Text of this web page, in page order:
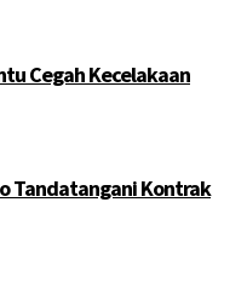
Cegah Kecelakaan
Tandatangani Kontrak